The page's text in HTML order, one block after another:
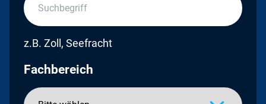
z.B. Zoll, Seefracht
Fachbereich